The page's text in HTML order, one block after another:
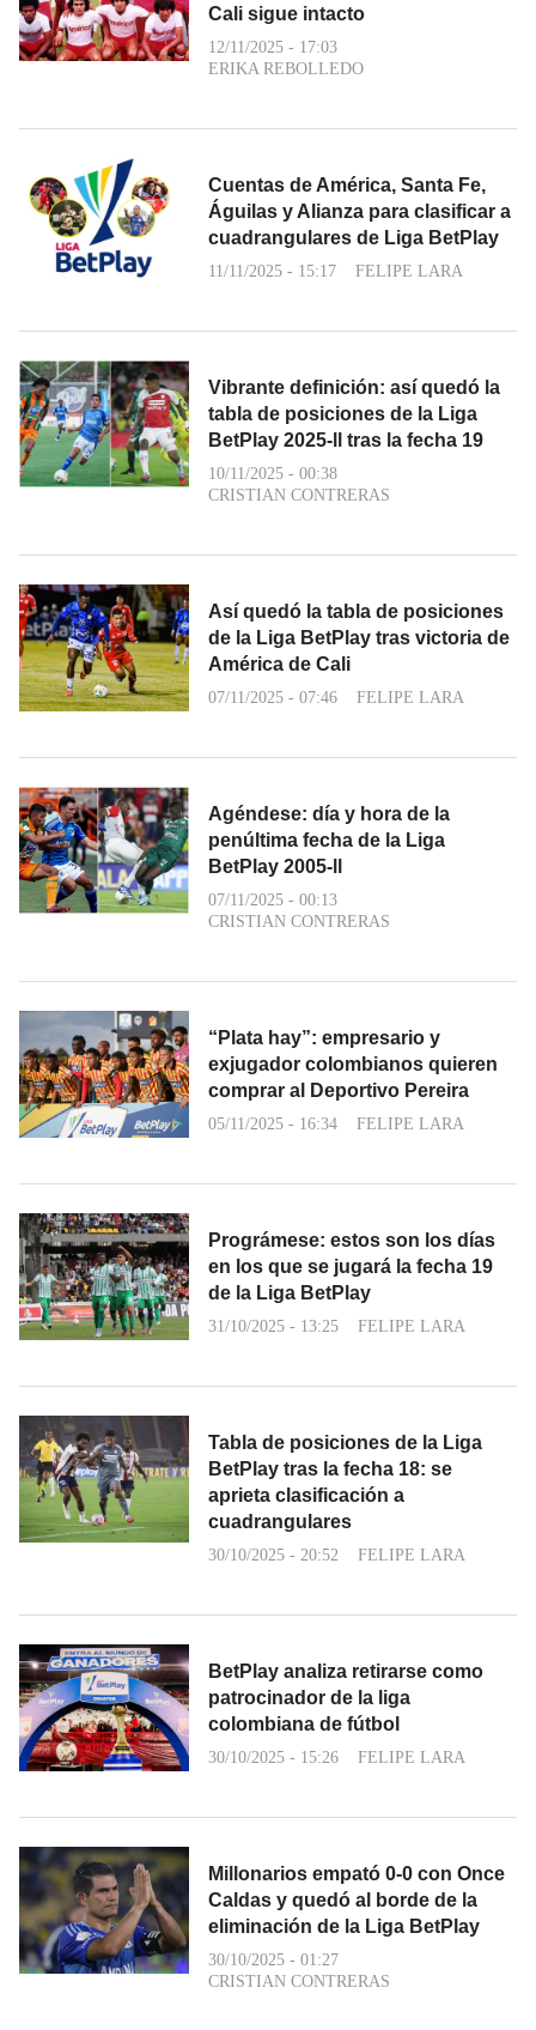
Cali sigue intacto
12/11/2025 - 17:03
ERIKA REBOLLEDO
Cuentas de América, Santa Fe,
Águilas y Alianza para clasificar a
cuadrangulares de Liga BetPlay
11/11/2025 - 15:17 FELIPE LARA
Vibrante definición: así quedó la
tabla de posiciones de la Liga
BetPlay 2025-ll tras la fecha 19
10/11/2025 - 00:38
CRISTIAN CONTRERAS
Así quedó la tabla de posiciones
de la Liga BetPlay tras victoria de
América de Cali
07/11/2025 - 07:46 FELIPE LARA
Agéndese: día y hora de la
penúltima fecha de la Liga
BetPlay 2005-ll
07/11/2025 - 00:13
CRISTIAN CONTRERAS
“Plata hay”: empresario y
exjugador colombianos quieren
comprar al Deportivo Pereira
05/11/2025 - 16:34 FELIPE LARA
Prográmese: estos son los días
en los que se jugará la fecha 19
de la Liga BetPlay
31/10/2025 - 13:25 FELIPE LARA
Tabla de posiciones de la Liga
BetPlay tras la fecha 18: se
aprieta clasificación a
cuadrangulares
30/10/2025 - 20:52 FELIPE LARA
BetPlay analiza retirarse como
patrocinador de la liga
colombiana de fútbol
30/10/2025 - 15:26 FELIPE LARA
Millonarios empató 0-0 con Once
Caldas y quedó al borde de la
eliminación de la Liga BetPlay
30/10/2025 - 01:27
CRISTIAN CONTRERAS